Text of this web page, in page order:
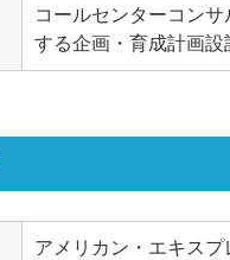
コールセンターコン
する企画・育成計画設
アメリカン・エキス